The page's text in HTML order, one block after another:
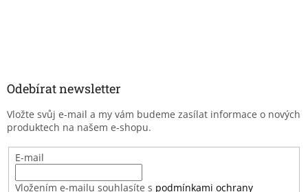
Odebírat newsletter
Vložte svůj e-mail a my vám budeme zasílat informace o nových
produktech na našem e-shopu.
E-mail
Vložením e-mailu souhlasíte s podmínkami ochrany